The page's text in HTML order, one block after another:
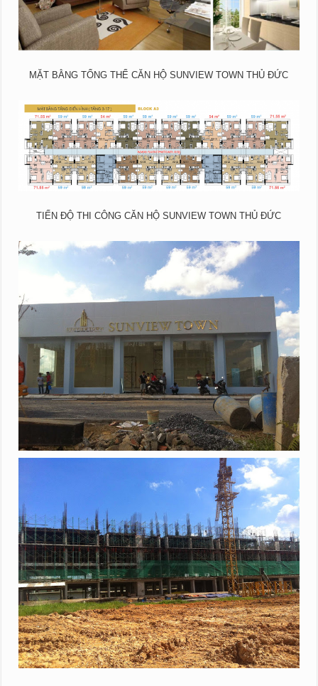
MẶT BẰNG TỔNG THỂ CĂN HỘ SUNVIEW TOWN THỦ ĐỨC
TIẾN ĐỘ THI CÔNG CĂN HỘ SUNVIEW TOWN THỦ ĐỨC